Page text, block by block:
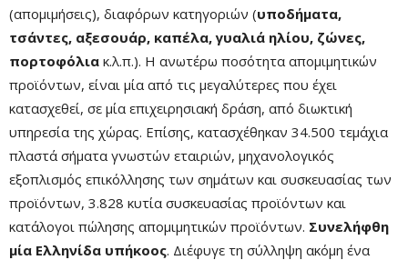
(απομιμήσεις), διαφόρων κατηγοριών (υποδήματα,
τσάντες, αξεσουάρ, καπέλα, γυαλιά ηλίου, ζώνες,
πορτοφόλια κ.λ.π.). Η ανωτέρω ποσότητα απομιμητικών
προϊόντων, είναι μία από τις μεγαλύτερες που έχει
κατασχεθεί, σε μία επιχειρησιακή δράση, από διωκτική
υπηρεσία της χώρας. Επίσης, κατασχέθηκαν 34.500 τεμάχια
πλαστά σήματα γνωστών εταιριών, μηχανολογικός
εξοπλισμός επικόλλησης των σημάτων και συσκευασίας των
προϊόντων, 3.828 κυτία συσκευασίας προϊόντων και
κατάλογοι πώλησης απομιμητικών προϊόντων. Συνελήφθη
μία Ελληνίδα υπήκοος. Διέφυγε τη σύλληψη ακόμη ένα